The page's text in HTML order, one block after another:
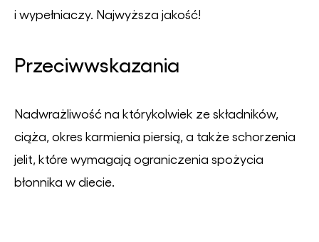
i wypełniaczy. Najwyższa jakość!
Przeciwwskazania
Nadwrażliwość na którykolwiek ze składników,
ciąża, okres karmienia piersią, a także schorzenia
jelit, które wymagają ograniczenia spożycia
błonnika w diecie.